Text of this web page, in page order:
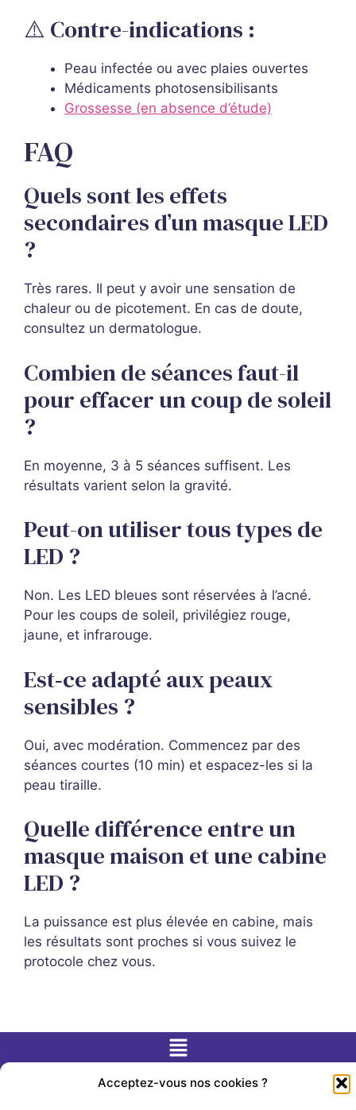
Acceptez-vous nos cookies ?
⚠️ Contre-indications :
Peau infectée ou avec plaies ouvertes
Médicaments photosensibilisants
Grossesse (en absence d’étude)
FAQ
Quels sont les effets
secondaires d’un masque LED
?
Très rares. Il peut y avoir une sensation de
chaleur ou de picotement. En cas de doute,
consultez un dermatologue.
Combien de séances faut-il
pour effacer un coup de soleil
?
En moyenne, 3 à 5 séances suffisent. Les
résultats varient selon la gravité.
Peut-on utiliser tous types de
LED ?
Non. Les LED bleues sont réservées à l’acné.
Pour les coups de soleil, privilégiez rouge,
jaune, et infrarouge.
Est‑ce adapté aux peaux
sensibles ?
Oui, avec modération. Commencez par des
séances courtes (10 min) et espacez-les si la
peau tiraille.
Quelle différence entre un
masque maison et une cabine
LED ?
La puissance est plus élevée en cabine, mais
les résultats sont proches si vous suivez le
protocole chez vous.
No Result Website Carbon